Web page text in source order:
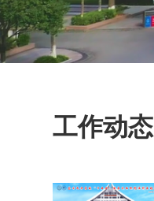
工作动态